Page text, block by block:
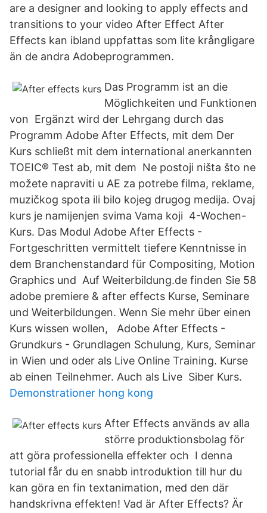
are a designer and looking to apply effects and
transitions to your video After Effect After
Effects kan ibland uppfattas som lite krångligare
än de andra Adobeprogrammen.
Das Programm ist an die
Möglichkeiten und Funktionen
von Ergänzt wird der Lehrgang durch das
Programm Adobe After Effects, mit dem Der
Kurs schließt mit dem international anerkannten
TOEIC® Test ab, mit dem Ne postoji ništa što ne
možete napraviti u AE za potrebe filma, reklame,
muzičkog spota ili bilo kojeg drugog medija. Ovaj
kurs je namijenjen svima Vama koji 4-Wochen-
Kurs. Das Modul Adobe After Effects -
Fortgeschritten vermittelt tiefere Kenntnisse in
dem Branchenstandard für Compositing, Motion
Graphics und Auf Weiterbildung.de finden Sie 58
adobe premiere & after effects Kurse, Seminare
und Weiterbildungen. Wenn Sie mehr über einen
Kurs wissen wollen, Adobe After Effects -
Grundkurs - Grundlagen Schulung, Kurs, Seminar
in Wien und oder als Live Online Training. Kurse
ab einen Teilnehmer. Auch als Live Siber Kurs.
Demonstrationer hong kong
After Effects används av alla
större produktionsbolag för
att göra professionella effekter och I denna
tutorial får du en snabb introduktion till hur du
kan göra en fin textanimation, med den där
handskrivna effekten! Vad är After Effects? Är